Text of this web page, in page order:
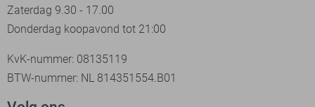
Zaterdag 9.30 - 17.00
Donderdag koopavond tot 21:00
KvK-nummer: 08135119
BTW-nummer: NL 814351554.B01